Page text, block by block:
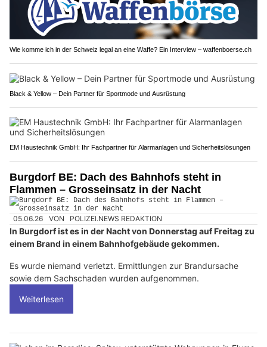
Wie komme ich in der Schweiz legal an eine Waffe? Ein Interview – waffenboerse.ch
Black & Yellow – Dein Partner für Sportmode und Ausrüstung
EM Haustechnik GmbH: Ihr Fachpartner für Alarmanlagen und Sicherheitslösungen
Burgdorf BE: Dach des Bahnhofs steht in
Flammen – Grosseinsatz in der Nacht
05.06.26 VON POLIZEI.NEWS REDAKTION
In Burgdorf ist es in der Nacht von Donnerstag auf Freitag zu
einem Brand in einem Bahnhofgebäude gekommen.
Es wurde niemand verletzt. Ermittlungen zur Brandursache
sowie dem Sachschaden wurden aufgenommen.
Weiterlesen